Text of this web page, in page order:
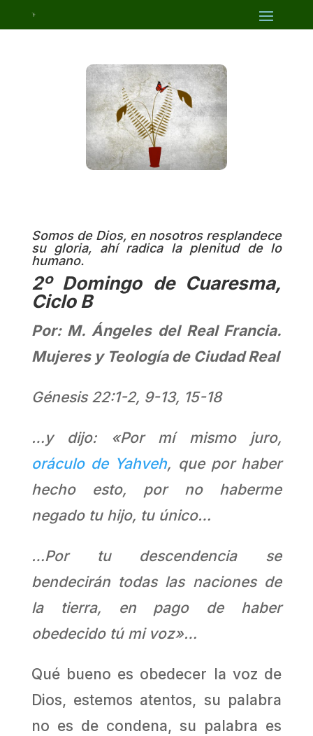
Somos de Dios, en nosotros resplandece
su gloria, ahí radica la plenitud de lo
humano.
2º Domingo de Cuaresma,
Ciclo B
Por: M. Ángeles del Real Francia.
Mujeres y Teología de Ciudad Real
Génesis 22:1-2, 9-13, 15-18
…y dijo: «Por mí mismo juro,
oráculo de Yahveh, que por haber
hecho esto, por no haberme
negado tu hijo, tu único…
…Por tu descendencia se
bendecirán todas las naciones de
la tierra, en pago de haber
obedecido tú mi voz»…
Qué bueno es obedecer la voz de
Dios, estemos atentos, su palabra
no es de condena, su palabra es